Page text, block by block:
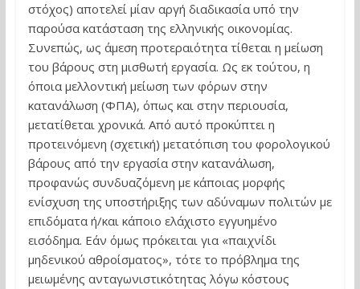
στόχος) αποτελεί μίαν αργή διαδικασία υπό την
παρούσα κατάσταση της ελληνικής οικονομίας.
Συνεπώς, ως άμεση προτεραιότητα τίθεται η μείωση
του βάρους στη μισθωτή εργασία. Ως εκ τούτου, η
όποια μελλοντική μείωση των φόρων στην
κατανάλωση (ΦΠΑ), όπως και στην περιουσία,
μετατίθεται χρονικά. Από αυτό προκύπτει η
προτεινόμενη (σχετική) μετατόπιση του φορολογικού
βάρους από την εργασία στην κατανάλωση,
προφανώς συνδυαζόμενη με κάποιας μορφής
ενίσχυση της υποστήριξης των αδύναμων πολιτών με
επιδόματα ή/και κάποιο ελάχιστο εγγυημένο
εισόδημα. Εάν όμως πρόκειται για «παιχνίδι
μηδενικού αθροίσματος», τότε το πρόβλημα της
μειωμένης ανταγωνιστικότητας λόγω κόστους